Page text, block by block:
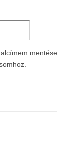
mentése a